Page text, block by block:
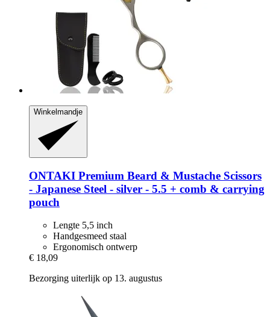
Winkelmandje
ONTAKI Premium Beard & Mustache Scissors
-​ Japanese Steel -​ silver -​ 5.5 + comb & carrying
pouch
Lengte 5,5 inch
Handgesmeed staal
Ergonomisch ontwerp
€ 18,09
Bezorging uiterlijk op 13. augustus